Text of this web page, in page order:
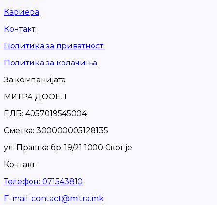
Кариера
Контакт
Политика за приватност
Политика за колачиња
За компанијата
МИТРА ДООЕЛ
ЕДБ: 4057019545004
Сметка: 300000005128135
ул. Прашка бр. 19/21 1000 Скопје
Контакт
Телефон: 071543810
Е-mail : contact@mitra.mk